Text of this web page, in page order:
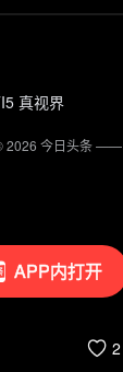
APP内打开
真视界
2
2026 今日头条——